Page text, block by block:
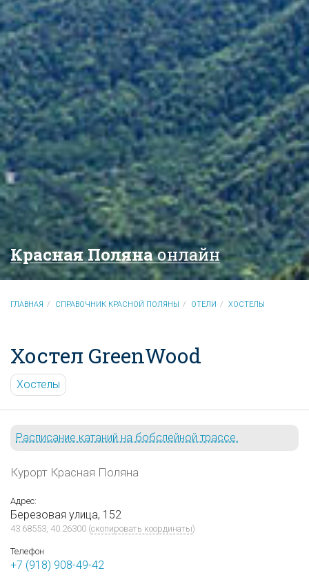
Красная Полянаонлайн
ГЛАВНАЯ СПРАВОЧНИК КРАСНОЙ ПОЛЯНЫ ОТЕЛИ ХОСТЕЛЫ
Хостел GreenWood
Хостелы
Расписание катаний на бобслейной трассе.
Курорт Красная Поляна
Адрес:
Березовая улица, 152
43.68553, 40.26300 (скопировать координаты)
Телефон
+7 (918) 908-49-42